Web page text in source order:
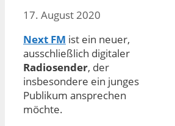
17. August 2020
Next FM ist ein neuer,
ausschließlich digitaler
Radiosender, der
insbesondere ein junges
Publikum ansprechen
möchte.